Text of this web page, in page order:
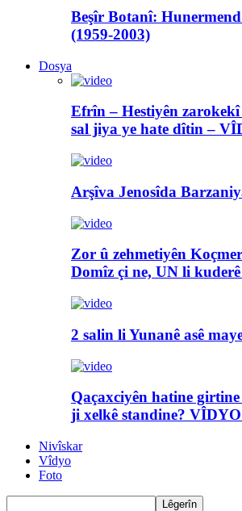
Beşîr Botanî:
(1959-2003)
Dosya
Efrîn – Hestiyên
sal jiya ye hate dîtin –
Arşîva Jenosîda
Zor û zehmetiyên
Domîz çi ne, UN li
2 salin li Yunanê asê
Qaçaxciyên hatine
ji xelkê standine?
Nivîskar
Vîdyo
Foto